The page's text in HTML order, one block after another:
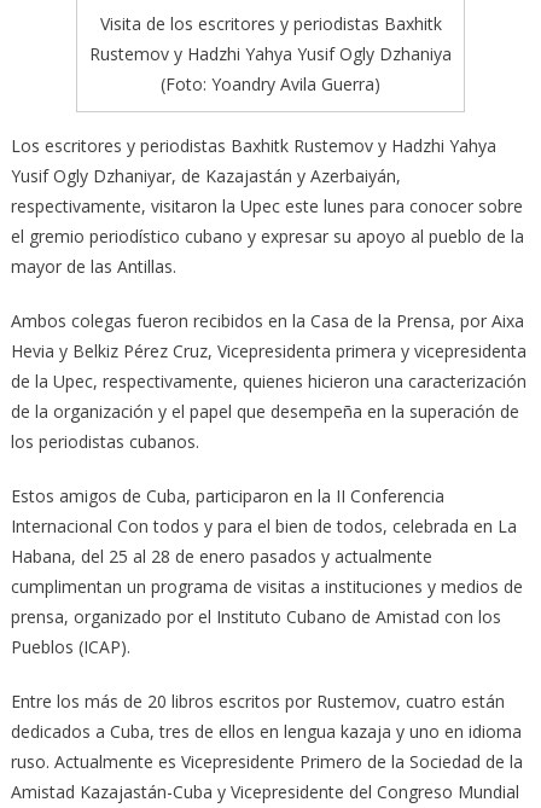
Visita de los escritores y periodistas Baxhitk
Rustemov y Hadzhi Yahya Yusif Ogly Dzhaniya
(Foto: Yoandry Avila Guerra)
Los escritores y periodistas Baxhitk Rustemov y Hadzhi Yahya
Yusif Ogly Dzhaniyar, de Kazajastán y Azerbaiyán,
respectivamente, visitaron la Upec este lunes para conocer sobre
el gremio periodístico cubano y expresar su apoyo al pueblo de la
mayor de las Antillas.
Ambos colegas fueron recibidos en la Casa de la Prensa, por Aixa
Hevia y Belkiz Pérez Cruz, Vicepresidenta primera y vicepresidenta
de la Upec, respectivamente, quienes hicieron una caracterización
de la organización y el papel que desempeña en la superación de
los periodistas cubanos.
Estos amigos de Cuba, participaron en la II Conferencia
Internacional Con todos y para el bien de todos, celebrada en La
Habana, del 25 al 28 de enero pasados y actualmente
cumplimentan un programa de visitas a instituciones y medios de
prensa, organizado por el Instituto Cubano de Amistad con los
Pueblos (ICAP).
Entre los más de 20 libros escritos por Rustemov, cuatro están
dedicados a Cuba, tres de ellos en lengua kazaja y uno en idioma
ruso. Actualmente es Vicepresidente Primero de la Sociedad de la
Amistad Kazajastán-Cuba y Vicepresidente del Congreso Mundial